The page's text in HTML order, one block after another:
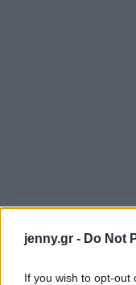
jenny.gr - Do Not
If you wish to opt-out